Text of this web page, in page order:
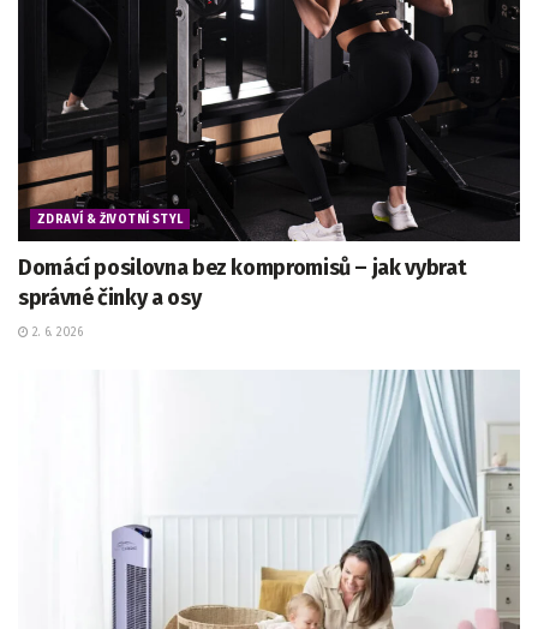
ZDRAVÍ & ŽIVOTNÍ STYL
Domácí posilovna bez kompromisů – jak vybrat
správné činky a osy
2. 6. 2026